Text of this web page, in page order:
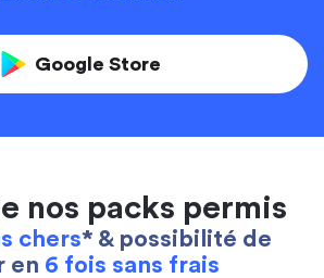
Google Store
nos packs permis
chers* & possibilité de
en 6 fois sans frais